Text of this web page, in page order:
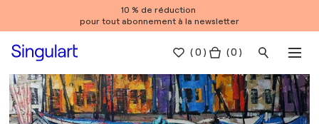
10 % de réduction
pour tout abonnement à la newsletter
(0 ) ( 0 )